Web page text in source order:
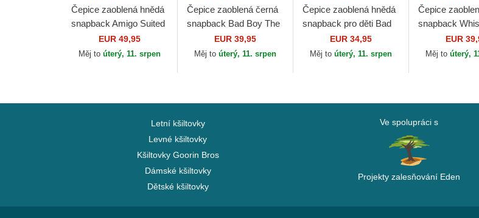
Čepice zaoblená hnědá
snapback Amigo Suited
Friend Business
Professional The Farm
EUR 49,95
Měj to úterý, 11. srpen
Čepice zaoblená černá
snapback Bad Boy The
Farm Goorin Bros.
EUR 39,95
Měj to úterý, 11. srpen
Čepice zaoblená hnědá
snapback pro děti Bad
Boy Mini The Farm
Goorin Bros.
EUR 34,95
Měj to úterý, 11. srpen
Čepice
snapback
The Farm
EUR
Měj to úterý,
Letní kšiltovky
Levné kšiltovky
Kšiltovky Goorin Bros
Dámské kšiltovky
Dětské kšiltovky
Ve spolupráci s
Projekty zalesňování Eden